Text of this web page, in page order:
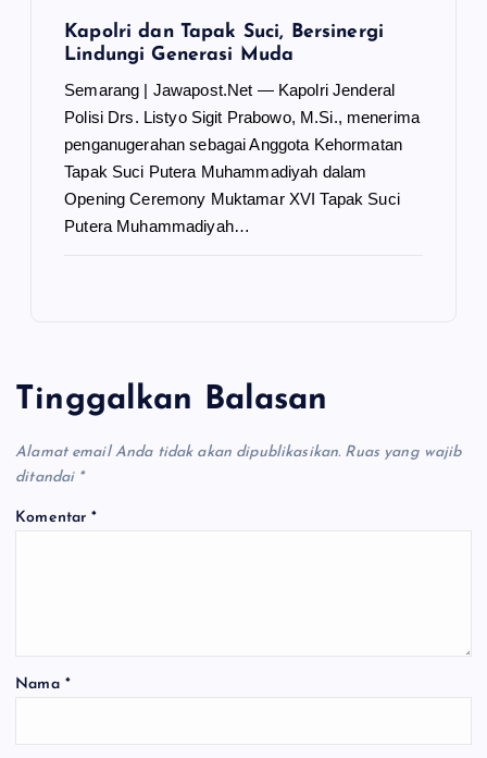
Kapolri dan Tapak Suci, Bersinergi
Lindungi Generasi Muda
Semarang | Jawapost.Net — Kapolri Jenderal
Polisi Drs. Listyo Sigit Prabowo, M.Si., menerima
penganugerahan sebagai Anggota Kehormatan
Tapak Suci Putera Muhammadiyah dalam
Opening Ceremony Muktamar XVI Tapak Suci
Putera Muhammadiyah…
Tinggalkan Balasan
Alamat email Anda tidak akan dipublikasikan. Ruas yang wajib
ditandai *
Komentar*
Nama *